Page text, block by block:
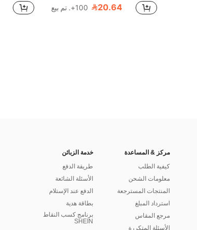
100+ مستخدم قام بإعادة الشراء
100+ مستخدم قام بإعادة الشراء
1# الأفضل مبيعا في مجموعة لوازم الزفاف منخفضة التكلفة مستلزمات الت 20.64 100+. تم بيع
مركز & المساعدة
كيفية الطلب
معلومات الشحن
المنتجات المسترجعة
استرداد المبلغ
مرجع المقاس
الأسئلة المتكررة
خدمة الزبائن
طريقة الدفع
الأسئلة الشائعة
الدفع عند الإستلام
بطاقة هدية
برنامج كسب النقاط
SHEIN